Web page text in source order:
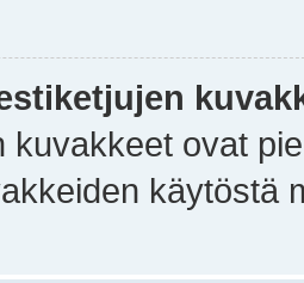
kuvakkeet ovat
käytöstä